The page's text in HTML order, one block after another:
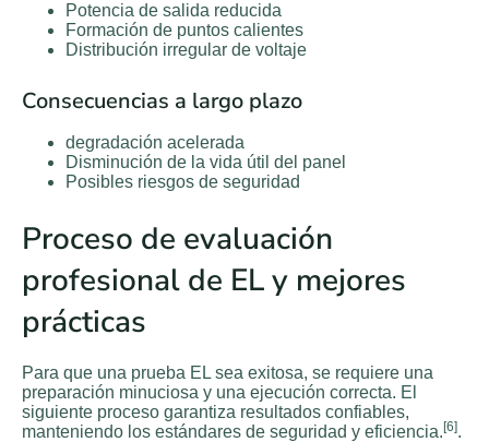
Potencia de salida reducida
Formación de puntos calientes
Distribución irregular de voltaje
Consecuencias a largo plazo
degradación acelerada
Disminución de la vida útil del panel
Posibles riesgos de seguridad
Proceso de evaluación
profesional de EL y mejores
prácticas
Para que una prueba EL sea exitosa, se requiere una
preparación minuciosa y una ejecución correcta. El
siguiente proceso garantiza resultados confiables,
manteniendo los estándares de seguridad y eficiencia.[6].